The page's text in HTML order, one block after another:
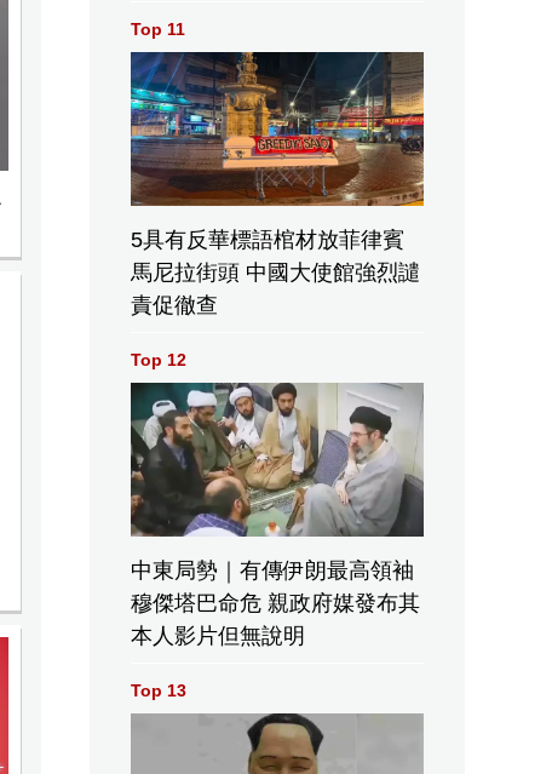
Top 11
5具有反華標語棺材放菲律賓
馬尼拉街頭 中國大使館強烈譴
責促徹查
Top 12
中東局勢｜有傳伊朗最高領袖
穆傑塔巴命危 親政府媒發布其
本人影片但無說明
Top 13